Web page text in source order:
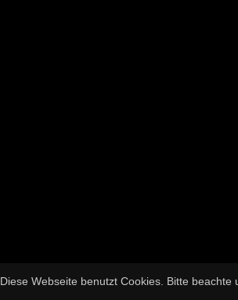
Diese Webseite benutzt Cookies. Bitte beachte